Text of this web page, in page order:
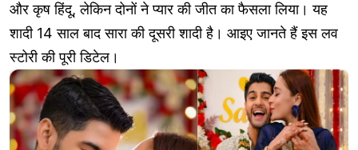
और कृष हिंदू, लेकिन दोनों ने प्यार की जीत का फैसला लिया। यह
शादी 14 साल बाद सारा की दूसरी शादी है। आइए जानते हैं इस लव
स्टोरी की पूरी डिटेल।